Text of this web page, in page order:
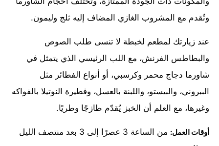
وتُقدم مع المشروب الغازي المضاف إليه ثلج وليمون.
عند زيارتك لمطعم لخبطة لا تنسى طلب الصوص
والبطاطس الفرنش، مع اللب الرئيسي الذي يتمثل في
شاورما دجاج محمر وكرسبي، أو أنواع الفطائر مثل
الببروني، والبيستو، واللبنة بالعسل، وفطيرة النوتيلا بالفواكه
وغيرها، مع العلم أن الخبز يُقدّم طازجًا وطريًا.
أوقات العمل:
من الساعة 3 عصرًا إلى 3 بعد منتصف الليل